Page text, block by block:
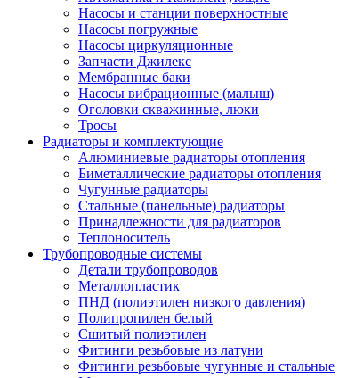
Насосы и станции поверхностные
Насосы погружные
Насосы циркуляционные
Запчасти Джилекс
Мембранные баки
Насосы вибрационные (малыш)
Оголовки скважинные, люки
Тросы
Радиаторы и комплектующие
Алюминиевые радиаторы отопления
Биметаллические радиаторы отопления
Чугунные радиаторы
Стальные (панельные) радиаторы
Принадлежности для радиаторов
Теплоноситель
Трубопроводные системы
Детали трубопроводов
Металлопластик
ПНД (полиэтилен низкого давления)
Полипропилен белый
Сшитый полиэтилен
Фитинги резьбовые из латуни
Фитинги резьбовые чугунные и стальные